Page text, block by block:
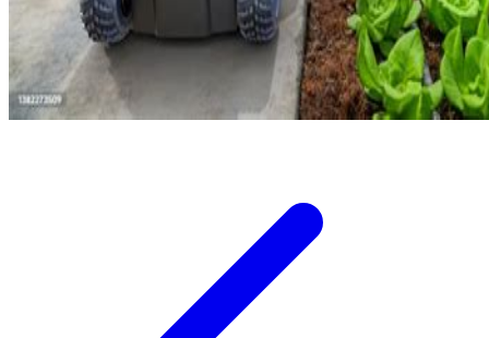
V
Veja
Vitaflow